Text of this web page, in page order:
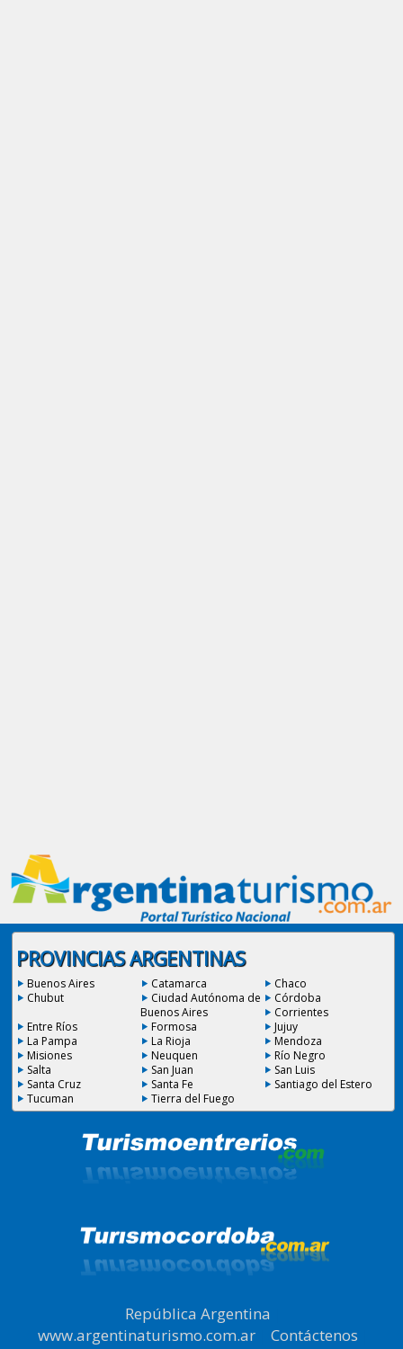
PROVINCIAS ARGENTINAS
Buenos Aires Catamarca
Chaco
Chubut
Ciudad Autónoma de
Buenos Aires
Córdoba
Corrientes
Entre Ríos
Formosa
Jujuy
La Pampa
La Rioja
Mendoza
Misiones
Neuquen
Río Negro
Salta
San Juan
San Luis
Santa Cruz
Santa Fe
Santiago del Estero
Tucuman
Tierra del Fuego
República Argentina
www.argentinaturismo.com.ar| Contáctenos